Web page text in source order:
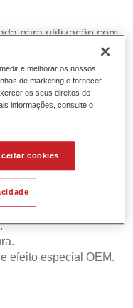
para utilização com
sistema de mistura
necessárias para a
automóveis de
mesmo com
efeito especial OEM.
e melhorar os nossos
de marketing e fornecer
os seus direitos de
informações, consulte o
cookies